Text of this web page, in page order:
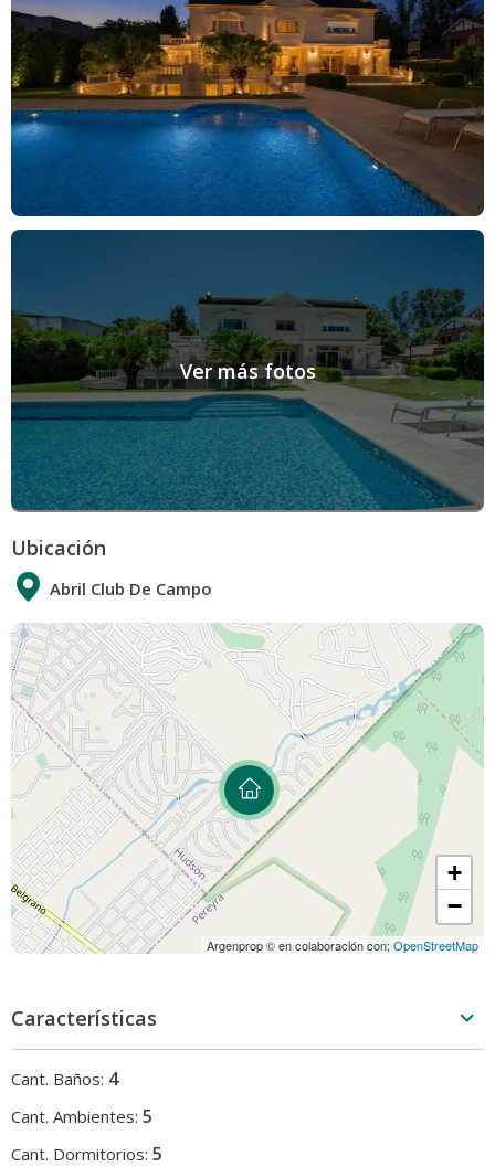
Ver más fotos
Ubicación
Abril Club De Campo
+
−
Argenprop © en colaboración con; OpenStreetMap
Características
Cant. Baños: 4
Cant. Ambientes: 5
Cant. Dormitorios: 5